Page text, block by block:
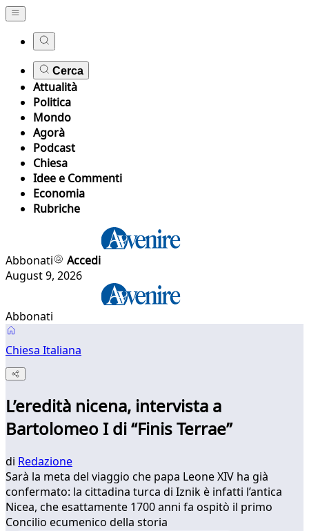
Cerca
Attualità
Politica
Mondo
Agorà
Podcast
Chiesa
Idee e Commenti
Economia
Rubriche
Abbonati
Accedi
August 9, 2026
Abbonati
Chiesa Italiana
L’eredità nicena, intervista a
Bartolomeo I di “Finis Terrae”
di Redazione
Sarà la meta del viaggio che papa Leone XIV ha già
confermato: la cittadina turca di Iznik è infatti l’antica
Nicea, che esattamente 1700 anni fa ospitò il primo
Concilio ecumenico della storia